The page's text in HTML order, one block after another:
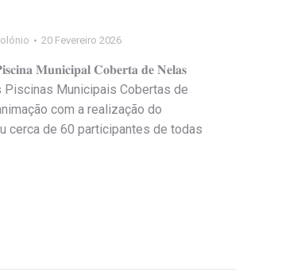
20 Fevereiro 2026
𝐌𝐮𝐧𝐢𝐜𝐢𝐩𝐚𝐥 𝐂𝐨𝐛𝐞𝐫𝐭𝐚 𝐝𝐞 𝐍𝐞𝐥𝐚𝐬
Piscinas Municipais Cobertas de
com a realização do
cerca de 60 participantes de todas